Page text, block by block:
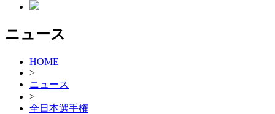
ニュース
HOME
>
ニュース
>
全日本選手権